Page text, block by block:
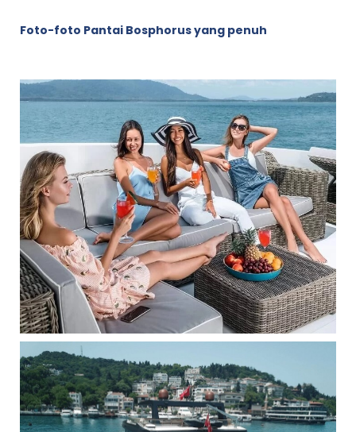
Foto-foto Pantai Bosphorus yang penuh